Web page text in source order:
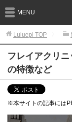
MENU
Luluepi TOP
フレイアクリ
の特徴など
※本サイトの記事には